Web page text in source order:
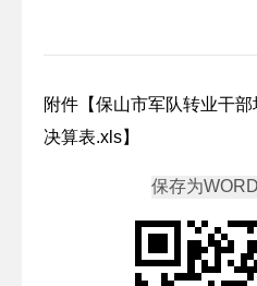
附件【保山市军队转业干
决算表.xls】